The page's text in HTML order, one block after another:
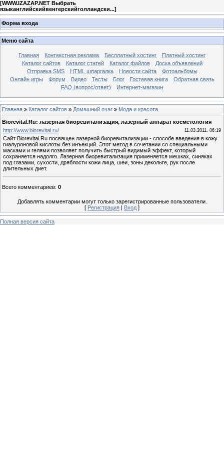
[WWW.IZAZAP.NET Выбрать
языканглийскийвенгерскийголландски...]
Форма входа
Меню сайта
Главная Контекстная реклама Бесплатный хостинг
Платный хостинг
Каталог сайтов
Каталог статей Каталог файлов
Доска объявлений
Отправка SMS
HTML шпаргалка Новости сайта
Фотоальбомы
Онлайн игры
Форум Видео Тесты Блог Гостевая книга
Обратная связь
FAQ (вопрос/ответ)
Интернет-магазин
Главная » Каталог сайтов » Домашний очаг » Мода и красота
Biorevital.Ru: лазерная биоревитализация, лазерный аппарат косметология
http://www.biorevital.ru/
11.03.2011, 06:19
Сайт Biorevital.Ru посвящен лазерной биоревитализации - способе введения в кожу
гиалуроновой кислоты без инъекций. Этот метод в сочетании со специальными
масками и гелями позволяет получить быстрый видимый эффект, который
сохраняется надолго. Лазерная биоревитализация применяется мешках, синяках
под глазами, сухости, дряблости кожи лица, шеи, зоны декольте, рук после
длительных диет.
Всего комментариев: 0
Добавлять комментарии могут только зарегистрированные пользователи.
[ Регистрация | Вход ]
Полная версия сайта